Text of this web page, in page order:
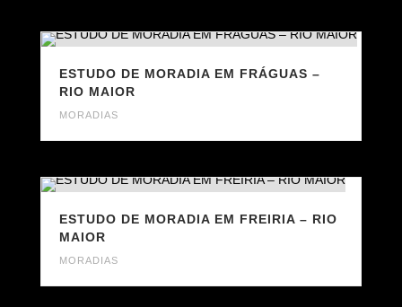
ESTUDO DE MORADIA EM FRÁGUAS –
RIO MAIOR
MORADIAS
ESTUDO DE MORADIA EM FREIRIA – RIO
MAIOR
MORADIAS